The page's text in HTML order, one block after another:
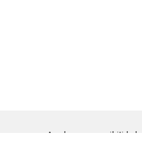
Ayuda para accesibilidad